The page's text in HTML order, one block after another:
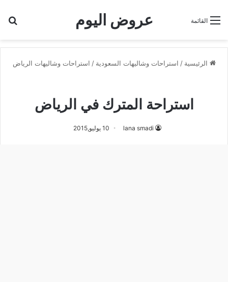
عروض اليوم القائمة
الرئيسية / استراحات وشاليهات السعودية / استراحات وشاليهات الرياض
استراحة المترك في الرياض
lana smadi 10 يوليو,2015